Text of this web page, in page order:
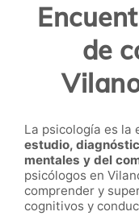
de
La psicología es la
estudio,
mentales y del
psicólogos en
comprender y
cognitivos y